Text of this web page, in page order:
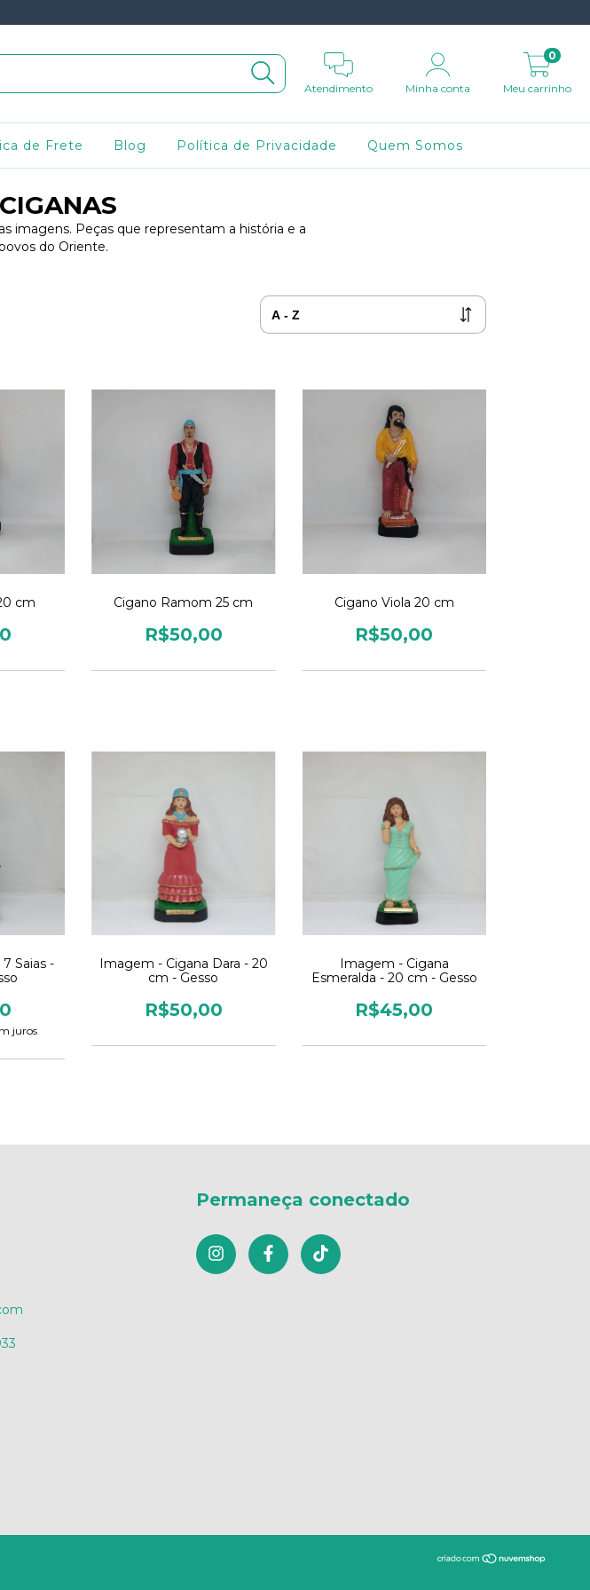
Atendimento Minha conta Meu carrinho
0
de Frete Blog Política de Privacidade Quem Somos
imagens. Peças que representam a história e a
do Oriente.
cm Cigano Ramom 25 cm
R$50,00
Cigano Viola 20 cm
R$50,00
Saias -
juros
Imagem - Cigana Dara - 20
cm - Gesso
R$50,00
Imagem - Cigana
Esmeralda - 20 cm - Gesso
R$45,00
Permaneça conectado